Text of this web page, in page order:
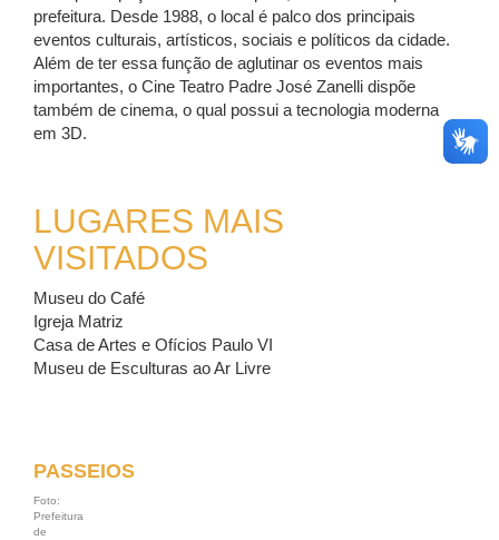
prefeitura. Desde 1988, o local é palco dos principais
eventos culturais, artísticos, sociais e políticos da cidade.
Além de ter essa função de aglutinar os eventos mais
importantes, o Cine Teatro Padre José Zanelli dispõe
também de cinema, o qual possui a tecnologia moderna
em 3D.
LUGARES MAIS
VISITADOS
Museu do Café
Igreja Matriz
Casa de Artes e Ofícios Paulo VI
Museu de Esculturas ao Ar Livre
PASSEIOS
Foto:
Prefeitura
de